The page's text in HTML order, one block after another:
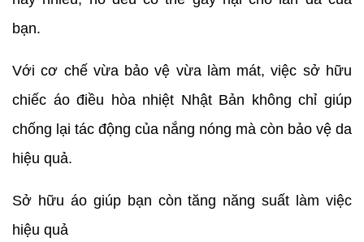
bạn.
Với cơ chế vừa bảo vệ vừa làm mát, việc sở hữu
chiếc áo điều hòa nhiệt Nhật Bản không chỉ giúp
chống lại tác động của nắng nóng mà còn bảo vệ da
hiệu quả.
Sở hữu áo giúp bạn còn tăng năng suất làm việc
hiệu quả